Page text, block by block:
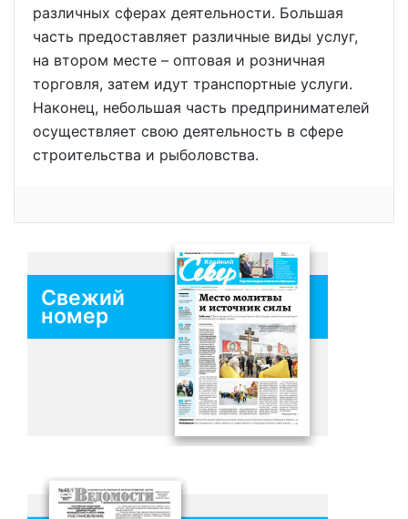
различных сферах деятельности. Большая
часть предоставляет различные виды услуг,
на втором месте – оптовая и розничная
торговля, затем идут транспортные услуги.
Наконец, небольшая часть предпринимателей
осуществляет свою деятельность в сфере
строительства и рыболовства.
Свежий
номер